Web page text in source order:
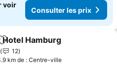
voir
Consulter les prix
Ajouter à mes favoris
Hotel Hamburg
12
km de : Centre-ville